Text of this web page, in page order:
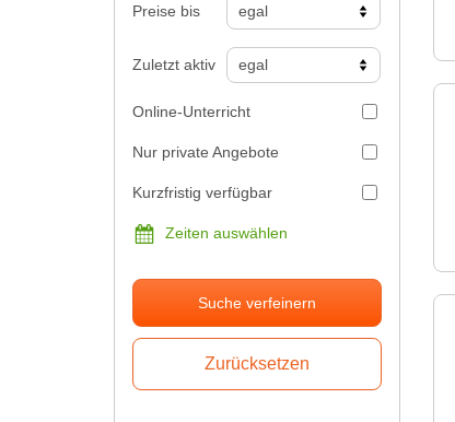
Preise bis
Zuletzt aktiv
Online-Unterricht
Nur private Angebote
Kurzfristig verfügbar
Zeiten auswählen
Suche verfeinern